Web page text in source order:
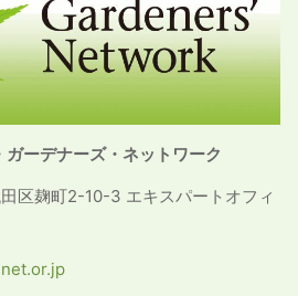
ーデナーズ・ネットワーク
区麹町2-10-3 エキスパートオフィ